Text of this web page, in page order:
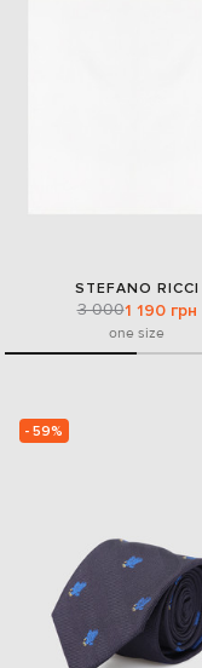
STEFANO RICCI
3 0001 190 грн
one size
- 59%